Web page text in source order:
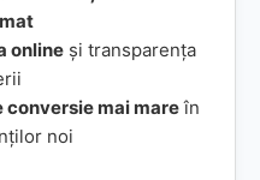
online și transparența
conversie mai mareîn
noi